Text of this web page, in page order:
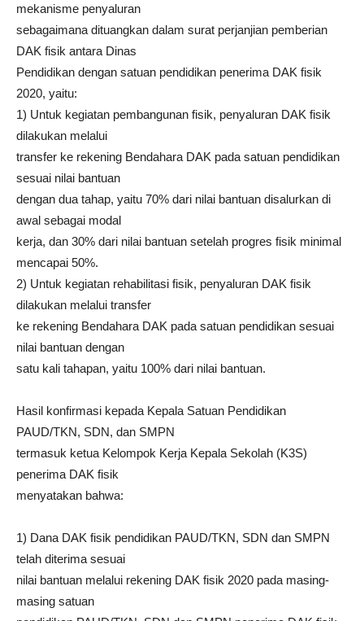
mekanisme penyaluran
sebagaimana dituangkan dalam surat perjanjian pemberian
DAK fisik antara Dinas
Pendidikan dengan satuan pendidikan penerima DAK fisik
2020, yaitu:
1) Untuk kegiatan pembangunan fisik, penyaluran DAK fisik
dilakukan melalui
transfer ke rekening Bendahara DAK pada satuan pendidikan
sesuai nilai bantuan
dengan dua tahap, yaitu 70% dari nilai bantuan disalurkan di
awal sebagai modal
kerja, dan 30% dari nilai bantuan setelah progres fisik minimal
mencapai 50%.
2) Untuk kegiatan rehabilitasi fisik, penyaluran DAK fisik
dilakukan melalui transfer
ke rekening Bendahara DAK pada satuan pendidikan sesuai
nilai bantuan dengan
satu kali tahapan, yaitu 100% dari nilai bantuan.
Hasil konfirmasi kepada Kepala Satuan Pendidikan
PAUD/TKN, SDN, dan SMPN
termasuk ketua Kelompok Kerja Kepala Sekolah (K3S)
penerima DAK fisik
menyatakan bahwa:
1) Dana DAK fisik pendidikan PAUD/TKN, SDN dan SMPN
telah diterima sesuai
nilai bantuan melalui rekening DAK fisik 2020 pada masing-
masing satuan